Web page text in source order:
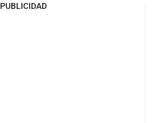
PUBLICIDAD